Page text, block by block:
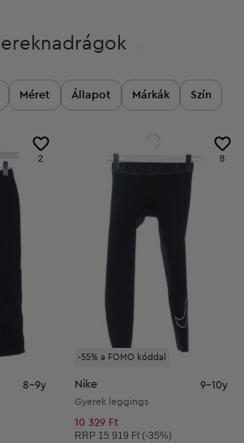
Méret Állapot Márkák Szín
2
8-9y
-55% a FOMO kóddal
8
Nike 9-10y
Gyerek leggings
10 329 Ft
Ajánlott ár:
RRP 15 919 Ft (-35%)